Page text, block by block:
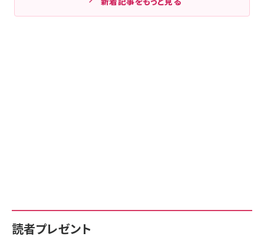
読者プレゼント